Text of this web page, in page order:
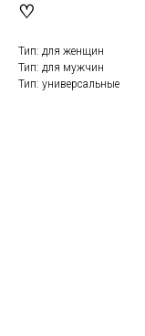
♡
Тип: для женщин
Тип: для мужчин
Тип: универсальные